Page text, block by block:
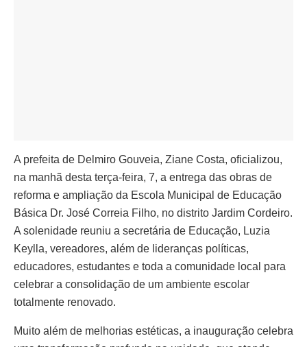
A prefeita de Delmiro Gouveia, Ziane Costa, oficializou,
na manhã desta terça-feira, 7, a entrega das obras de
reforma e ampliação da Escola Municipal de Educação
Básica Dr. José Correia Filho, no distrito Jardim Cordeiro.
A solenidade reuniu a secretária de Educação, Luzia
Keylla, vereadores, além de lideranças políticas,
educadores, estudantes e toda a comunidade local para
celebrar a consolidação de um ambiente escolar
totalmente renovado.
Muito além de melhorias estéticas, a inauguração celebra